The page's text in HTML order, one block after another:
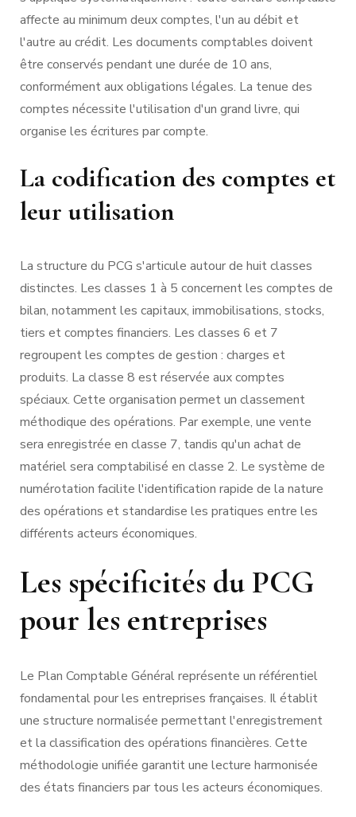
affecte au minimum deux comptes, l'un au débit et
l'autre au crédit. Les documents comptables doivent
être conservés pendant une durée de 10 ans,
conformément aux obligations légales. La tenue des
comptes nécessite l'utilisation d'un grand livre, qui
organise les écritures par compte.
La codification des comptes et
leur utilisation
La structure du PCG s'articule autour de huit classes
distinctes. Les classes 1 à 5 concernent les comptes de
bilan, notamment les capitaux, immobilisations, stocks,
tiers et comptes financiers. Les classes 6 et 7
regroupent les comptes de gestion : charges et
produits. La classe 8 est réservée aux comptes
spéciaux. Cette organisation permet un classement
méthodique des opérations. Par exemple, une vente
sera enregistrée en classe 7, tandis qu'un achat de
matériel sera comptabilisé en classe 2. Le système de
numérotation facilite l'identification rapide de la nature
des opérations et standardise les pratiques entre les
différents acteurs économiques.
Les spécificités du PCG
pour les entreprises
Le Plan Comptable Général représente un référentiel
fondamental pour les entreprises françaises. Il établit
une structure normalisée permettant l'enregistrement
et la classification des opérations financières. Cette
méthodologie unifiée garantit une lecture harmonisée
des états financiers par tous les acteurs économiques.